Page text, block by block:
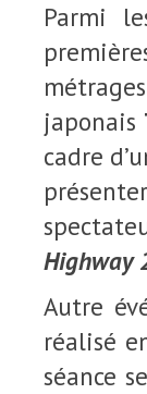
Parmi
japonais
cadre
Highway
Autre
réalisé
séance